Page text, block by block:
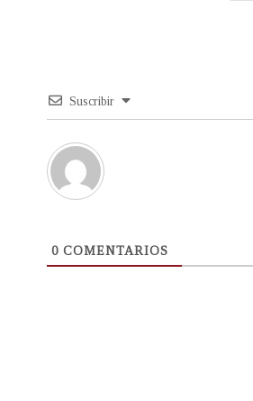
Suscribir
0 COMENTARIOS